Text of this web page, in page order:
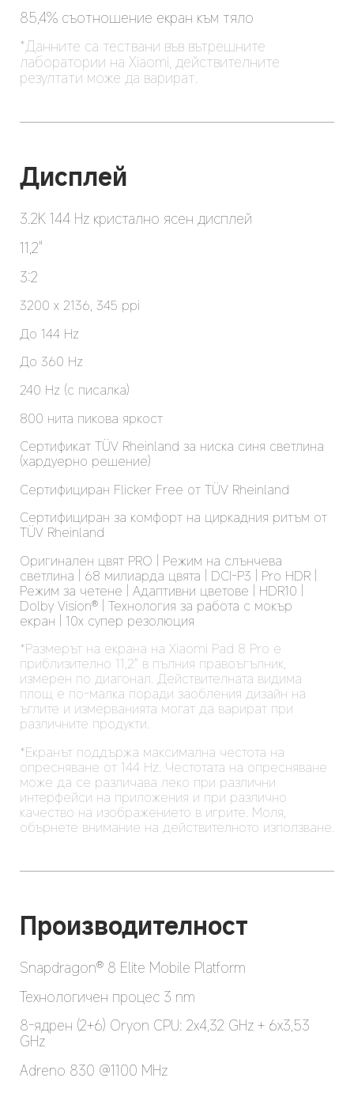
85,4% съотношение екран към тяло
*Данните са тествани във вътрешните
лаборатории на Xiaomi, действителните
резултати може да варират.
Дисплей
3.2K 144 Hz кристално ясен дисплей
11,2"
3:2
3200 x 2136, 345 ppi
До 144 Hz
До 360 Hz
240 Hz (с писалка)
800 нита пикова яркост
Сертификат TÜV Rheinland за ниска синя светлина
(хардуерно решение)
Сертифициран Flicker Free от TÜV Rheinland
Сертифициран за комфорт на циркадния ритъм от
TÜV Rheinland
Оригинален цвят PRO | Режим на слънчева
светлина | 68 милиарда цвята | DCI-P3 | Pro HDR |
Режим за четене | Адаптивни цветове | HDR10 |
Dolby Vision® | Технология за работа с мокър
екран | 10x супер резолюция
*Размерът на екрана на Xiaomi Pad 8 Pro е
приблизително 11,2" в пълния правоъгълник,
измерен по диагонал. Действителната видима
площ е по-малка поради заобления дизайн на
ъглите и измерванията могат да варират при
различните продукти.
*Екранът поддържа максимална честота на
опресняване от 144 Hz. Честотата на опресняване
може да се различава леко при различни
интерфейси на приложения и при различно
качество на изображението в игрите. Моля,
обърнете внимание на действителното използване.
Производителност
Snapdragon® 8 Elite Mobile Platform
Технологичен процес 3 nm
8-ядрен (2+6) Oryon CPU: 2x4,32 GHz + 6x3,53
GHz
Adreno 830 @1100 MHz